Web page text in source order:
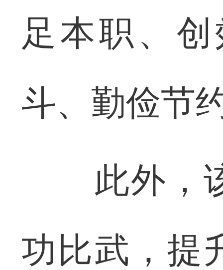
足本职、
斗、勤俭节
此外，该
功比武，提